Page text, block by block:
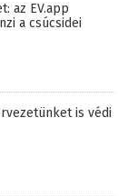
az EV.app
a csúcsidei
is védi